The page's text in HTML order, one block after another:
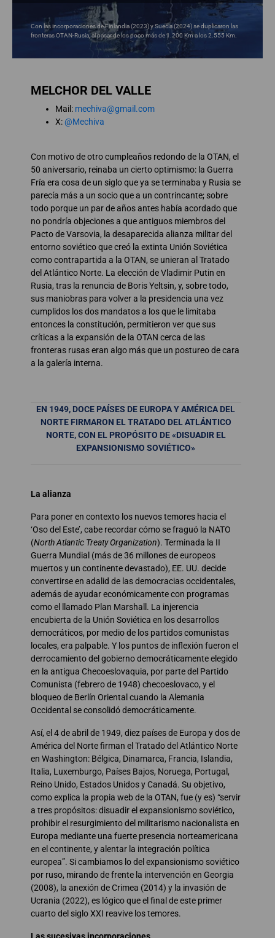
Con las incorporaciones de Finlandia (2023) y Suecia (2024) se duplicaron las
fronteras OTAN-Rusia, al pasar de los poco más de 1.200 Km a los 2.555 Km.
MELCHOR DEL VALLE
Mail: mechiva@gmail.com
X:@Mechiva
Con motivo de otro cumpleaños redondo de la OTAN, el
50 aniversario, reinaba un cierto optimismo: la Guerra
Fría era cosa de un siglo que ya se terminaba y Rusia se
parecía más a un socio que a un contrincante; sobre
todo porque un par de años antes había acordado que
no pondría objeciones a que antiguos miembros del
Pacto de Varsovia, la desaparecida alianza militar del
entorno soviético que creó la extinta Unión Soviética
como contrapartida a la OTAN, se unieran al Tratado
del Atlántico Norte. La elección de Vladimir Putin en
Rusia, tras la renuncia de Boris Yeltsin, y, sobre todo,
sus maniobras para volver a la presidencia una vez
cumplidos los dos mandatos a los que le limitaba
entonces la constitución, permitieron ver que sus
críticas a la expansión de la OTAN cerca de las
fronteras rusas eran algo más que un postureo de cara
a la galería interna.
EN 1949, DOCE PAÍSES DE EUROPA Y AMÉRICA DEL
NORTE FIRMARON EL TRATADO DEL ATLÁNTICO
NORTE, CON EL PROPÓSITO DE «DISUADIR EL
EXPANSIONISMO SOVIÉTICO»
La alianza
Para poner en contexto los nuevos temores hacia el
‘Oso del Este’, cabe recordar cómo se fraguó la NATO
(North Atlantic Treaty Organization). Terminada la II
Guerra Mundial (más de 36 millones de europeos
muertos y un continente devastado), EE. UU. decide
convertirse en adalid de las democracias occidentales,
además de ayudar económicamente con programas
como el llamado Plan Marshall. La injerencia
encubierta de la Unión Soviética en los desarrollos
democráticos, por medio de los partidos comunistas
locales, era palpable. Y los puntos de inflexión fueron el
derrocamiento del gobierno democráticamente elegido
en la antigua Checoeslovaquia, por parte del Partido
Comunista (febrero de 1948) checoeslovaco, y el
bloqueo de Berlín Oriental cuando la Alemania
Occidental se consolidó democráticamente.
Así, el 4 de abril de 1949, diez países de Europa y dos de
América del Norte firman el Tratado del Atlántico Norte
en Washington: Bélgica, Dinamarca, Francia, Islandia,
Italia, Luxemburgo, Países Bajos, Noruega, Portugal,
Reino Unido, Estados Unidos y Canadá. Su objetivo,
como explica la propia web de la OTAN, fue (y es) “servir
a tres propósitos: disuadir el expansionismo soviético,
prohibir el resurgimiento del militarismo nacionalista en
Europa mediante una fuerte presencia norteamericana
en el continente, y alentar la integración política
europea”. Si cambiamos lo del expansionismo soviético
por ruso, mirando de frente la intervención en Georgia
(2008), la anexión de Crimea (2014) y la invasión de
Ucrania (2022), es lógico que el final de este primer
cuarto del siglo XXI reavive los temores.